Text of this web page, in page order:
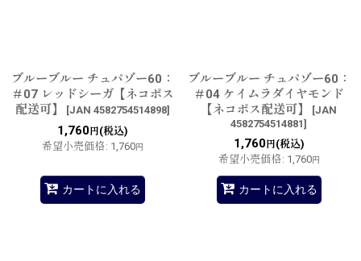
ブルーブルー チュパゾー60：
＃07 レッドシーガ【ネコポス
配送可】
[JAN 4582754514898]
1,760円(税込)
希望小売価格: 1,760円
カートに入れる
ブルーブルー チュパゾー60：
＃04 ケイムラダイヤモンド
【ネコポス配送可】
[JAN
4582754514881]
1,760円(税込)
希望小売価格: 1,760円
カートに入れる